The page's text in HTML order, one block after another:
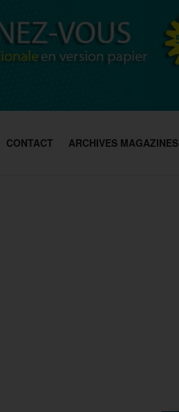
CONTACT ARCHIVES MAGAZINES